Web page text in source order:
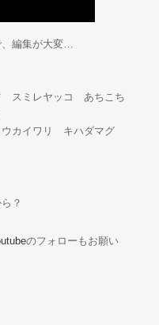
編集が大変…
スミレヤッコ あちこち
カイワリ キハダマグ
？
のフォローもお願い